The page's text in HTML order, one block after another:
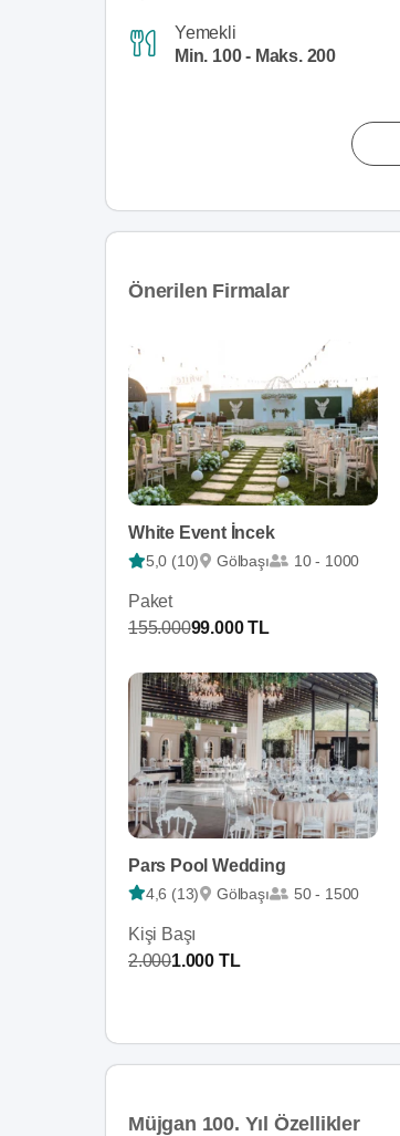
Yemekli
Min. 100 - Maks. 200
Önerilen Firmalar
White Event İncek
5,0 (10) Gölbaşı 10 - 1000
Paket
155.00099.000 TL
Pars Pool Wedding
4,6 (13) Gölbaşı 50 - 1500
Kişi Başı
2.0001.000 TL
Müjgan 100. Yıl Özellikler